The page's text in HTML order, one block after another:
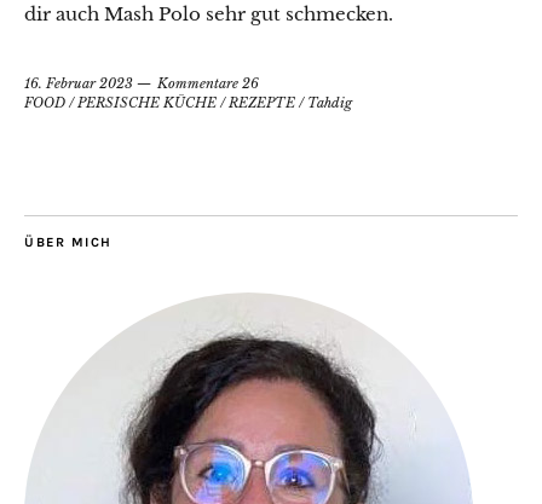
dir auch Mash Polo sehr gut schmecken.
16. Februar 2023
Kommentare 26
FOOD /PERSISCHE KÜCHE /REZEPTE / Tahdig
ÜBER MICH